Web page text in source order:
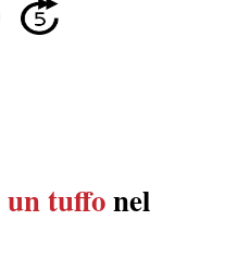
un tuffonel